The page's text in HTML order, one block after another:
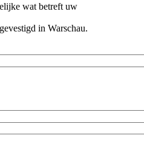
wat betreft uw
in Warschau.